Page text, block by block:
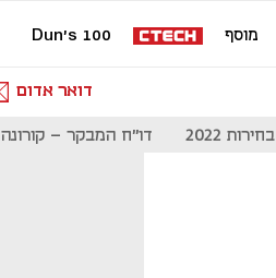
מוסף Dun's 100
דואר אדום
בחירות 2022 דו"ח המבקר - קורונה